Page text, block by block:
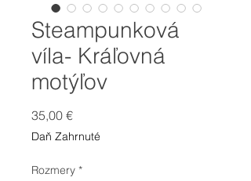
Steampunková
víla- Kráľovná
motýľov
35,00 €Price
Daň Zahrnuté
Rozmery *